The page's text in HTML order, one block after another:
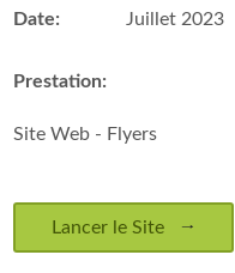
Date: Juillet 2023
Prestation:
Site Web - Flyers
Lancer le Site